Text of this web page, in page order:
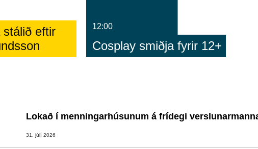
stálið eftir
12:00
Cosplay smiðja fyrir 12+
Lokað í menningarhúsunum á frídegi
31. júlí 2026